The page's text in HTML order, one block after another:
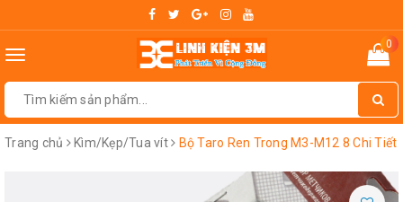
Toggle
0
Trang chủ Kìm/Kẹp/Tua vít Bộ Taro Ren Trong M3-M12 8 Chi Tiết